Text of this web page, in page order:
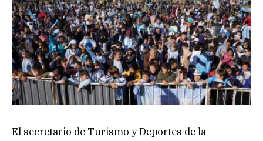
El secretario de Turismo y Deportes de la